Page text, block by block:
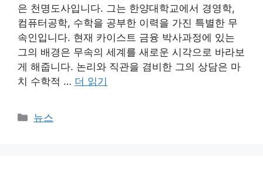
은 천명도사입니다. 그는 한양대학교에서 경영학,
컴퓨터공학, 수학을 공부한 이력을 가진 특별한 무
속인입니다. 현재 카이스트 금융 박사과정에 있는
그의 배경은 무속의 세계를 새로운 시각으로 바라보
게 해줍니다. 논리와 직관을 겸비한 그의 상담은 마
치 수학적 … 더 읽기
카
뉴스